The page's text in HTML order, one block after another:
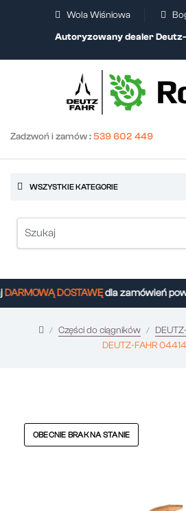
Wola Wiśniowa
Autoryzowany dealer
Zadzwoń i zamów :539 602 449
WSZYSTKIE KATEGORIE
DOSTAWĘdla zamówień
Części do ciągników
DEUTZ-FAHR
OBECNIE BRAK NA STANIE